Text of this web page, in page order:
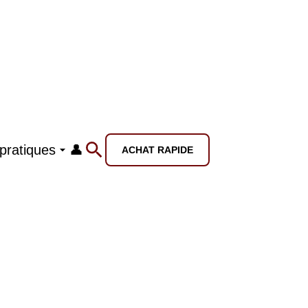
👤 ACHAT RAPIDE